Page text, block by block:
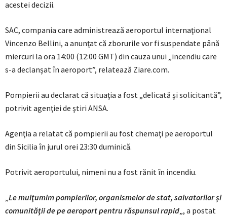
acestei decizii.
SAC, compania care administrează aeroportul internaţional
Vincenzo Bellini, a anunţat că zborurile vor fi suspendate până
miercuri la ora 14:00 (12:00 GMT) din cauza unui „incendiu care
s-a declanșat în aeroport”, relatează Ziare.com.
Pompierii au declarat că situaţia a fost „delicată şi solicitantă”,
potrivit agenţiei de ştiri ANSA.
Agenţia a relatat că pompierii au fost chemaţi pe aeroportul
din Sicilia în jurul orei 23:30 duminică.
Potrivit aeroportului, nimeni nu a fost rănit în incendiu.
Le mulţumim pompierilor, organismelor de stat, salvatorilor şi
comunităţii de pe aeroport pentru răspunsul rapid „, a postat